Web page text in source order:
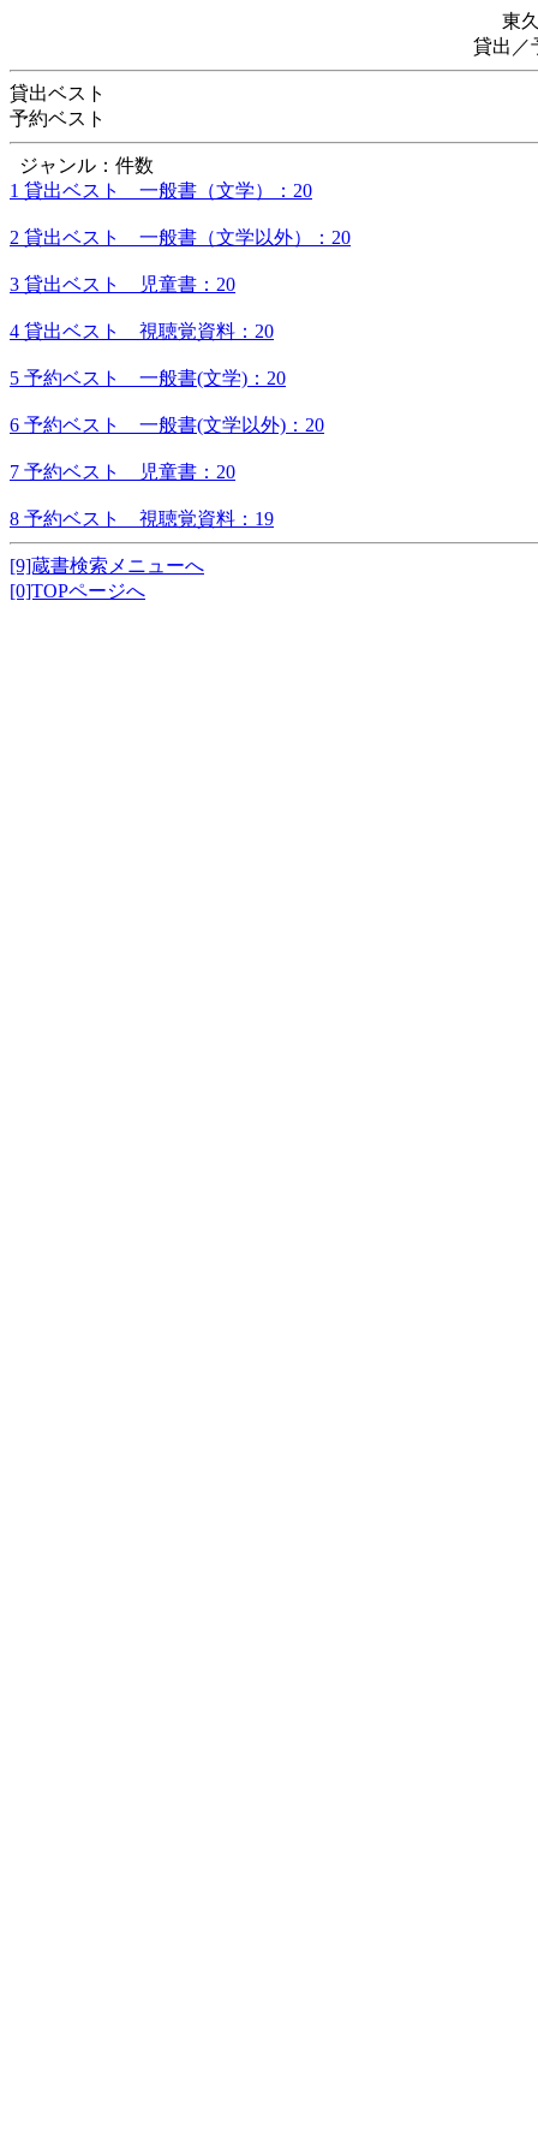
東
貸出／
貸出ベスト
予約ベスト
ジャンル：件数
1 貸出ベスト 一般書（文学）：20
2 貸出ベスト 一般書（文学以外）：20
3 貸出ベスト 児童書：20
4 貸出ベスト 視聴覚資料：20
5 予約ベスト 一般書(文学)：20
6 予約ベスト 一般書(文学以外)：20
7 予約ベスト 児童書：20
8 予約ベスト 視聴覚資料：19
[9]蔵書検索メニューへ
[0]TOPページへ